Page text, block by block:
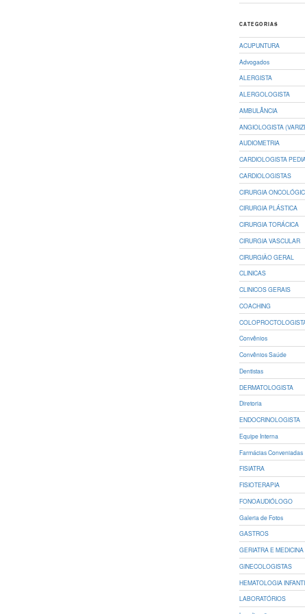
CATEGORIAS
ACUPUNTURA
Advogados
ALERGISTA
ALERGOLOGISTA
AMBULÂNCIA
ANGIOLOGISTA
AUDIOMETRIA
CARDIOLOGISTA
CARDIOLOGISTAS
CIRURGIA
CIRURGIA PLÁSTICA
CIRURGIA TORÁCICA
CIRURGIA VASCULAR
CIRURGIÃO GERAL
CLINICAS
CLINICOS GERAIS
COACHING
Convênios
Convênios Saúde
Dentistas
DERMATOLOGISTA
Diretoria
ENDOCRINOLOGISTA
Equipe Interna
Farmácias Conveniadas
FISIATRA
FISIOTERAPIA
FONOAUDIÓLOGO
Galeria de Fotos
GASTROS
GERIATRA E
GINECOLOGISTAS
HEMATOLOGIA
LABORATÓRIOS